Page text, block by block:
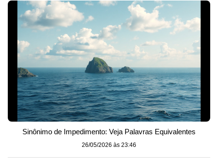
Sinônimo de Impedimento: Veja Palavras Equivalentes
26/05/2026 às 23:46